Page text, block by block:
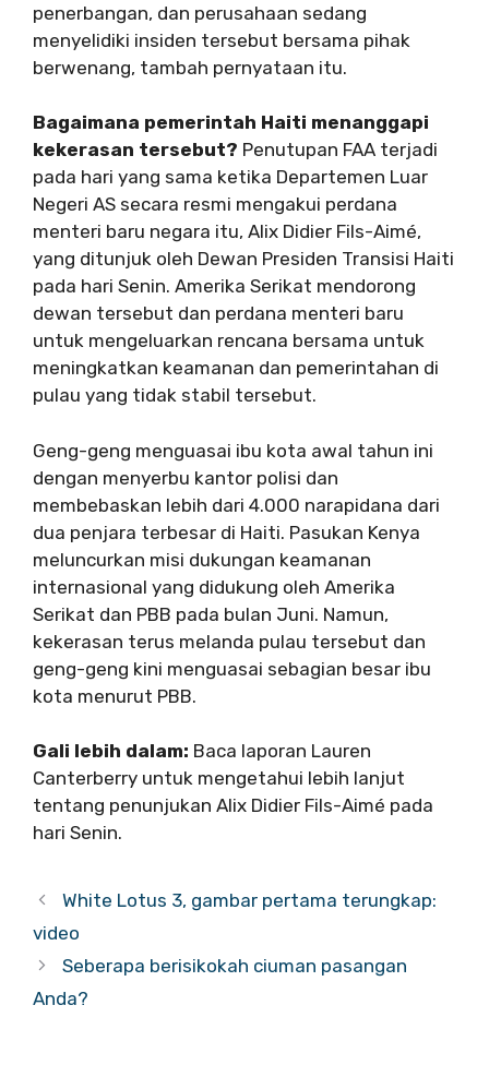
penerbangan, dan perusahaan sedang
menyelidiki insiden tersebut bersama pihak
berwenang, tambah pernyataan itu.
Bagaimana pemerintah Haiti menanggapi
kekerasan tersebut? Penutupan FAA terjadi
pada hari yang sama ketika Departemen Luar
Negeri AS secara resmi mengakui perdana
menteri baru negara itu, Alix Didier Fils-Aimé,
yang ditunjuk oleh Dewan Presiden Transisi Haiti
pada hari Senin. Amerika Serikat mendorong
dewan tersebut dan perdana menteri baru
untuk mengeluarkan rencana bersama untuk
meningkatkan keamanan dan pemerintahan di
pulau yang tidak stabil tersebut.
Geng-geng menguasai ibu kota awal tahun ini
dengan menyerbu kantor polisi dan
membebaskan lebih dari 4.000 narapidana dari
dua penjara terbesar di Haiti. Pasukan Kenya
meluncurkan misi dukungan keamanan
internasional yang didukung oleh Amerika
Serikat dan PBB pada bulan Juni. Namun,
kekerasan terus melanda pulau tersebut dan
geng-geng kini menguasai sebagian besar ibu
kota menurut PBB.
Gali lebih dalam: Baca laporan Lauren
Canterberry untuk mengetahui lebih lanjut
tentang penunjukan Alix Didier Fils-Aimé pada
hari Senin.
White Lotus 3, gambar pertama terungkap:
video
Seberapa berisikokah ciuman pasangan
Anda?